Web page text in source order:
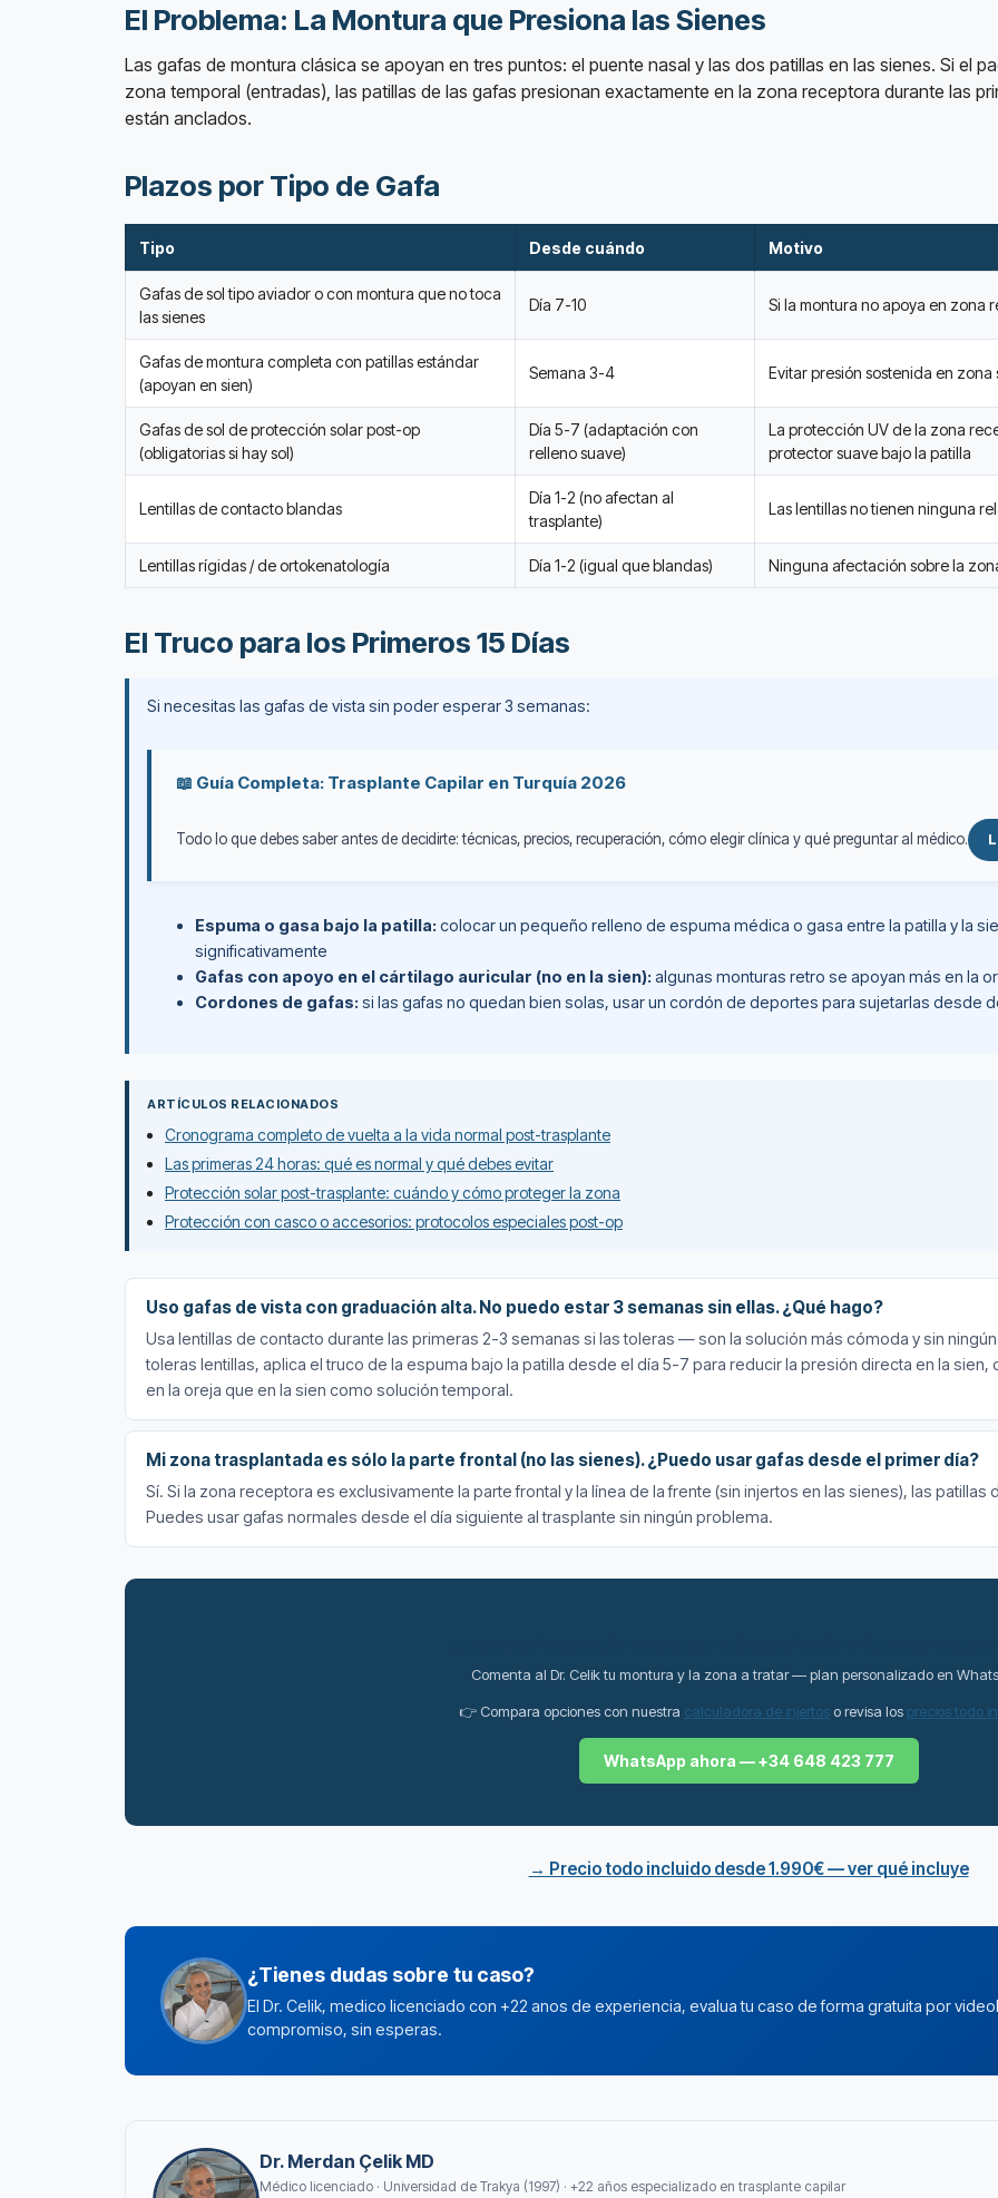
El Problema: La Montura que Presiona las Sienes
Las gafas de montura clásica se apoyan en tres puntos: el puente nasal y las dos patillas en las sienes. Si el
zona temporal (entradas), las patillas de las gafas presionan exactamente en la zona receptora durante las
están anclados.
Plazos por Tipo de Gafa
Tipo Desde cuándo Motivo
Gafas de sol tipo aviador o con montura que no toca
las sienes
Día 7-10 Si la montura no apoya en zona
Gafas de montura completa con patillas estándar
(apoyan en sien)
Semana 3-4 Evitar presión sostenida en
Gafas de sol de protección solar post-op
(obligatorias si hay sol)
Día 5-7 (adaptación con
relleno suave)
La protección UV de la zona
protector suave bajo la patilla
Lentillas de contacto blandas
Día 1-2 (no afectan al
trasplante)
Las lentillas no tienen ninguna
Lentillas rígidas / de ortokenatología Día 1-2 (igual que blandas) Ninguna afectación sobre la
El Truco para los Primeros 15 Días
Si necesitas las gafas de vista sin poder esperar 3 semanas:
📖 Guía Completa: Trasplante Capilar en Turquía 2026
Todo lo que debes saber antes de decidirte: técnicas, precios, recuperación, cómo elegir clínica y qué preguntar al médico.
Espuma o gasa bajo la patilla: colocar un pequeño relleno de espuma médica o gasa entre la patilla y la
significativamente
Gafas con apoyo en el cártilago auricular (no en la sien): algunas monturas retro se apoyan más en la
Cordones de gafas: si las gafas no quedan bien solas, usar un cordón de deportes para sujetarlas desde
ARTÍCULOS RELACIONADOS
Cronograma completo de vuelta a la vida normal post-trasplante
Las primeras 24 horas: qué es normal y qué debes evitar
Protección solar post-trasplante: cuándo y cómo proteger la zona
Protección con casco o accesorios: protocolos especiales post-op
Uso gafas de vista con graduación alta. No puedo estar 3 semanas sin ellas. ¿Qué hago?
Usa lentillas de contacto durante las primeras 2-3 semanas si las toleras — son la solución más cómoda y sin
toleras lentillas, aplica el truco de la espuma bajo la patilla desde el día 5-7 para reducir la presión directa en la
en la oreja que en la sien como solución temporal.
Mi zona trasplantada es sólo la parte frontal (no las sienes). ¿Puedo usar gafas desde el primer día?
Sí. Si la zona receptora es exclusivamente la parte frontal y la línea de la frente (sin injertos en las sienes), las
Puedes usar gafas normales desde el día siguiente al trasplante sin ningún problema.
Comenta al Dr. Celik tu montura y la zona a tratar — plan personalizado en
👉 Compara opciones con nuestra calculadora de injertoso revisa los precios todo
WhatsApp ahora — +34 648 423 777
→ Precio todo incluido desde 1.990€ — ver qué incluye
¿Tienes dudas sobre tu caso?
El Dr. Celik, medico licenciado con +22 anos de experiencia, evalua tu caso de forma gratuita por
compromiso, sin esperas.
Dr. Merdan Çelik MD
Médico licenciado · Universidad de Trakya (1997) · +22 años especializado en trasplante capilar